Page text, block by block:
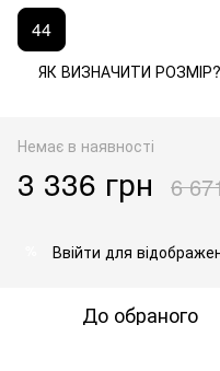
44
ЯК ВИЗНАЧИТИ РОЗМІР?
Немає в наявності
3 336 грн 6
Ввійти для
До обраного